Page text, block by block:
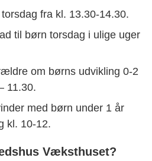
fra kl. 13.30-14.30.
til børn torsdag i ulige uger
om børns udvikling 0-2
11.30.
med børn under 1 år
kl. 10-12.
Væksthuset?